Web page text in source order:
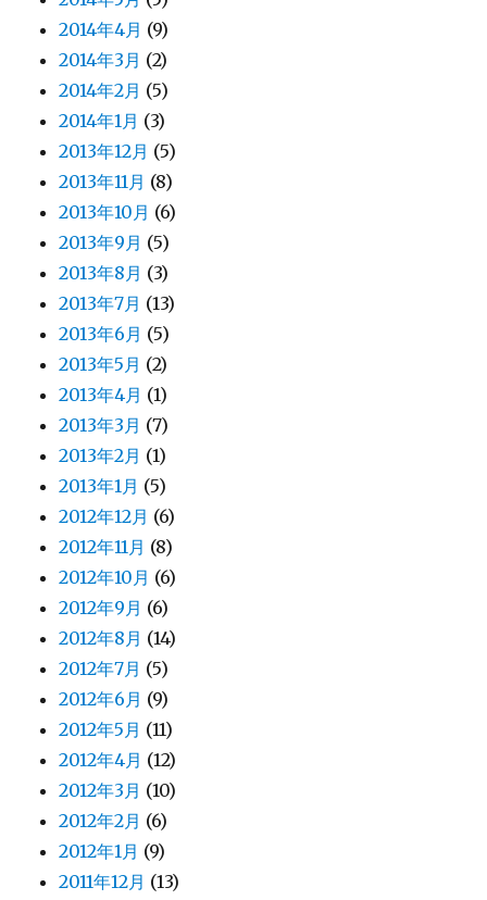
2014年4月 (9)
2014年3月 (2)
2014年2月 (5)
2014年1月 (3)
2013年12月 (5)
2013年11月 (8)
2013年10月 (6)
2013年9月 (5)
2013年8月 (3)
2013年7月 (13)
2013年6月 (5)
2013年5月 (2)
2013年4月 (1)
2013年3月 (7)
2013年2月 (1)
2013年1月 (5)
2012年12月 (6)
2012年11月 (8)
2012年10月 (6)
2012年9月 (6)
2012年8月 (14)
2012年7月 (5)
2012年6月 (9)
2012年5月 (11)
2012年4月 (12)
2012年3月 (10)
2012年2月 (6)
2012年1月 (9)
2011年12月 (13)